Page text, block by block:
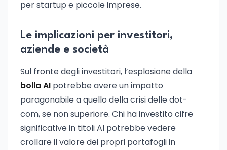
per startup e piccole imprese.
Le implicazioni per investitori,
aziende e società
Sul fronte degli investitori, l’esplosione della
bolla AI potrebbe avere un impatto
paragonabile a quello della crisi delle dot-
com, se non superiore. Chi ha investito cifre
significative in titoli AI potrebbe vedere
crollare il valore dei propri portafogli in